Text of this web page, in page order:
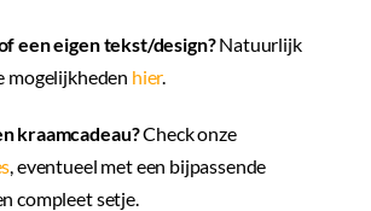
een eigen tekst/design?Natuurlijk
mogelijkheden hier.
kraamcadeau?Check onze
, eventueel met een bijpassende
compleet setje.